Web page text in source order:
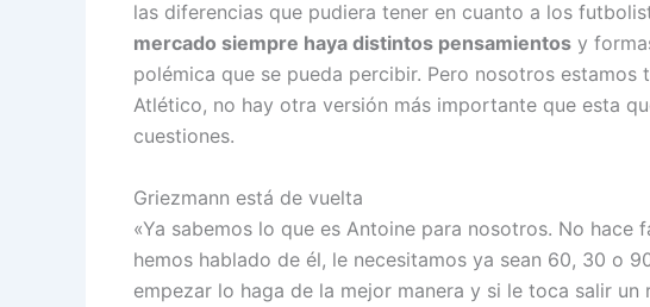
las diferencias que pudiera tener en cuanto a los
mercado siempre haya distintos pensamientos y
polémica que se pueda percibir. Pero nosotros
Atlético, no hay otra versión más importante que esta
cuestiones.
Griezmann está de vuelta
«Ya sabemos lo que es Antoine para nosotros. No
hemos hablado de él, le necesitamos ya sean 60, 30 o
empezar lo haga de la mejor manera y si le toca salir un